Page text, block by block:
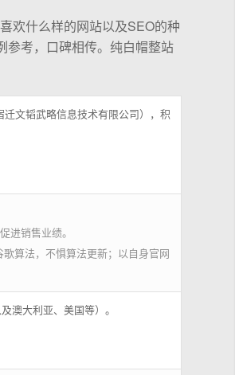
欢什么样的网站以及SEO的种
参考，口碑相传。纯白帽整站
文韬武略信息技术有限公司），积
进销售业绩。
算法，不惧算法更新；以自身官网
澳大利亚、美国等）。